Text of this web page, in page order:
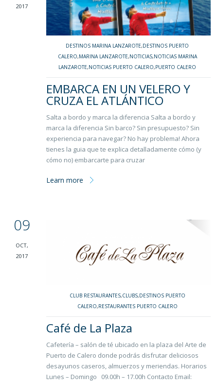
2017
DESTINOS MARINA LANZAROTE,DESTINOS PUERTO
CALERO,MARINA LANZAROTE,NOTICIAS,NOTICIAS MARINA
LANZAROTE,NOTICIAS PUERTO CALERO,PUERTO CALERO
EMBARCA EN UN VELERO Y
CRUZA EL ATLÁNTICO
Salta a bordo y marca la diferencia Salta a bordo y
marca la diferencia Sin barco? Sin presupuesto? Sin
experiencia para navegar? No hay problema! Ahora
tienes la guia que te explica detalladamente cómo (y
cómo no) embarcarte para cruzar
Learn more
09
OCT,
2017
CLUB RESTAURANTES,CLUBS,DESTINOS PUERTO
CALERO,RESTAURANTES PUERTO CALERO
Café de La Plaza
Cafetería – salón de té ubicado en la plaza del Arte de
Puerto de Calero donde podrás disfrutar deliciosos
desayunos caseros, almuerzos y meriendas. Horarios
Lunes – Domingo 09.00h – 17.00h Contacto Email: